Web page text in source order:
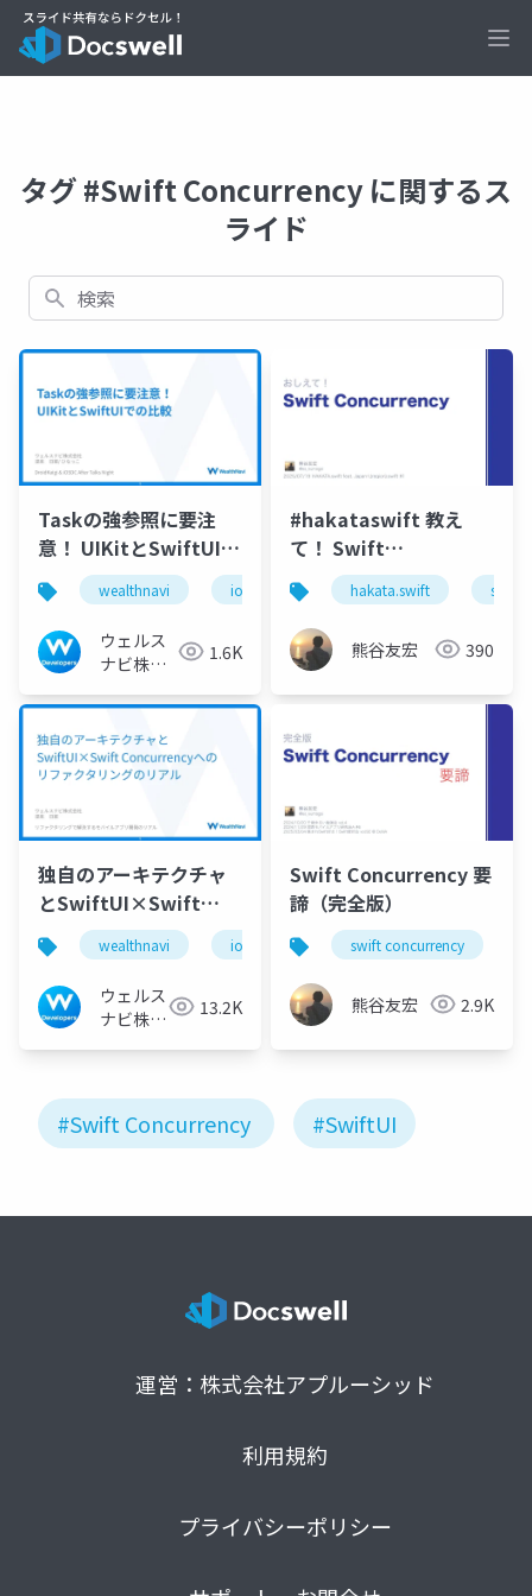
タグ #Swift Concurrency に関するス
ライド
検索
Taskの強参照に要注
意！ UIKitとSwiftUIで
の比較wealthnavi ios
ウェルス
ナビ株式
広報チー
ム
1.6K
#hakataswift 教え
て！ Swift
Concurrency 〜
hakata.swift swift
熊谷友宏 390
独自のアーキテクチャ
とSwiftUI×Swift
Concurrencyへのリフ
ァクタリングのリアル
wealthnavi ios リファクタリング
ウェルス
ナビ株式
13.2K
Swift Concurrency 要
諦（完全版）
swift concurrency
熊谷友宏 2.9K
#Swift Concurrency #SwiftUI
運営：株式会社アプルーシッド
利用規約
プライバシーポリシー